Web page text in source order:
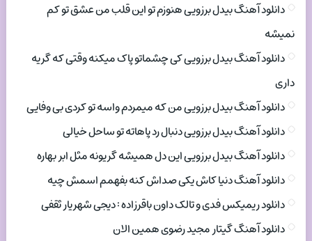
دانلود آهنگ بیدل برزویی هنوزم تو این قلب من عشق تو کم
نمیشه
دانلود آهنگ بیدل برزویی کی چشماتو پاک میکنه وقتی که گریه
داری
دانلود آهنگ بیدل برزویی من که میمردم واسه تو کردی بی وفایی
دانلود آهنگ بیدل برزویی دنبال رد پاهاته تو ساحل خیالی
دانلود آهنگ بیدل برزویی این دل همیشه گریونه مثل ابر بهاره
دانلود آهنگ دنیا کاش یکی صداش کنه بفهمم اسمش چیه
دانلود ریمیکس فدی و تالک داون باقرزاده : دیجی شهریار ثقفی
دانلود آهنگ گیتار مجید رضوی همین الان